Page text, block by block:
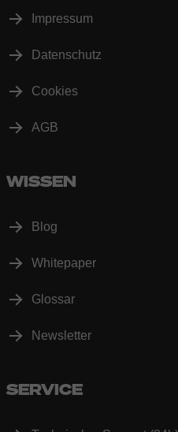
Impressum
Datenschutz
Cookies
AGB
WISSEN
Blog
Whitepaper
Glossar
Newsletter
SERVICE